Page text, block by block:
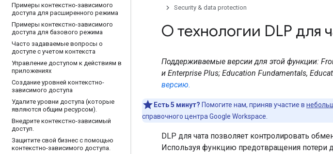
Примеры контекстно-зависимого
доступа для расширенного режима
Примеры контекстно-зависимого
доступа для базового режима
Часто задаваемые вопросы о
доступе с учетом контекста
Управление доступом к действиям в
приложениях
Создание уровней контекстно-
зависимого доступа
Удалите уровни доступа (которые
являются общим ресурсом).
Внедрите контекстно-зависимый
доступ.
Защитите свой бизнес с помощью
контекстно-зависимого доступа.
Security & data protection
О технологии DLP для
Поддерживаемые версии для этой функции:
и Enterprise Plus; Education Fundamentals,
версию.
Есть 5 минут? Помогите нам, приняв участие в
справочного центра Google Workspace.
DLP для чата позволяет контролировать
Используя функцию предотвращения потери